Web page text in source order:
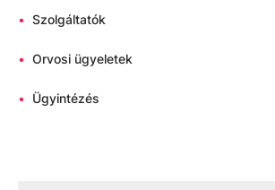
• Szolgáltatók
• Orvosi ügyeletek
• Ügyintézés